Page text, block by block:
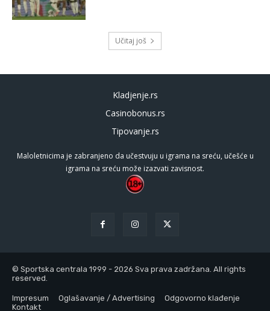
Učitaj još
Kladjenje.rs
Casinobonus.rs
Tipovanje.rs
Maloletnicima je zabranjeno da učestvuju u igrama na sreću, učešće u
igrama na sreću može izazvati zavisnost.
© Sportska centrala 1999 - 2026 Sva prava zadržana. All rights
reserved.
Impresum Oglašavanje / Advertising
Odgovorno klađenje
Kontakt